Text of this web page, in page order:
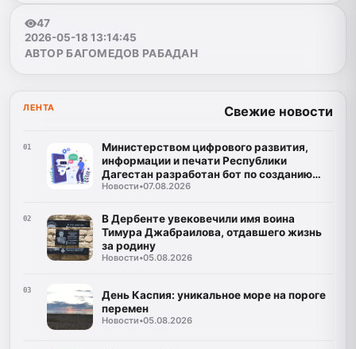
47
2026-05-18 13:14:45
АВТОР БАГОМЕДОВ РАБАДАН
ЛЕНТА Свежие новости
01
Министерством цифрового развития,
информации и печати Республики
Дагестан разработан бот по созданию
корпусов национальных языков народов
Новости•07.08.2026
02
В Дербенте увековечили имя воина
Тимура Джабраилова, отдавшего жизнь
за родину
Новости•05.08.2026
03
День Каспия: уникальное море на пороге
перемен
Новости•05.08.2026